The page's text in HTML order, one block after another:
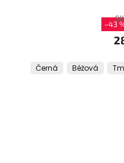
–43
Černá Béžová